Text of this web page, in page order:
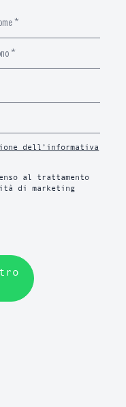
dell’informativa
al trattamento
di marketing